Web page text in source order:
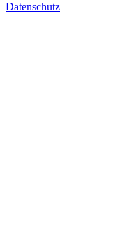
Datenschutz